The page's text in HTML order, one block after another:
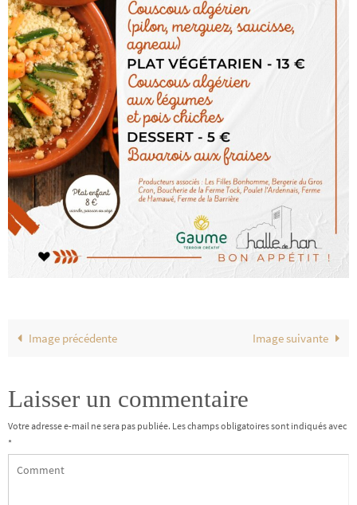
Image précédente Image suivante
Laisser un commentaire
Votre adresse e-mail ne sera pas publiée. Les champs obligatoires sont indiqués avec
*